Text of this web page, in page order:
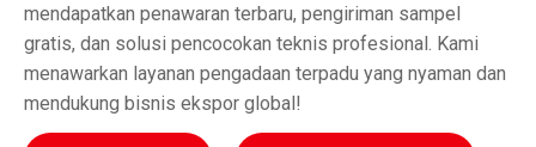
mendapatkan penawaran terbaru, pengiriman sampel
gratis, dan solusi pencocokan teknis profesional. Kami
menawarkan layanan pengadaan terpadu yang nyaman dan
mendukung bisnis ekspor global!